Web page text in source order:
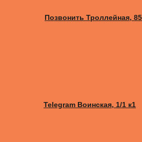
Позвонить Троллейная,
Telegram Воинская, 1/1 к1